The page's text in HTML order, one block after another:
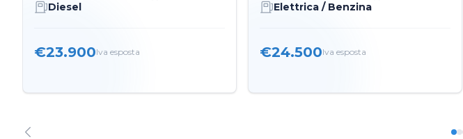
Diesel
€23.900Iva esposta
Elettrica / Benzina
€24.500Iva esposta